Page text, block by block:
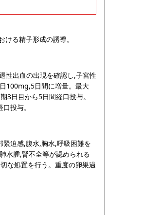
る精子形成の誘導。
性出血の出現を確認し,子宮性
100mg,5日間に増量。最大
日目から5日間経口投与。
投与。
緊迫感,腹水,胸水,呼吸困難を
水腫,腎不全等が認められる
な処置を行う。重度の卵巣過